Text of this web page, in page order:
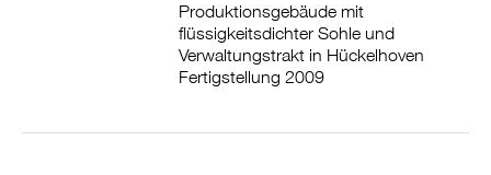
Produktionsgebäude mit
flüssigkeitsdichter Sohle und
Verwaltungstrakt in Hückelhoven
Fertigstellung 2009